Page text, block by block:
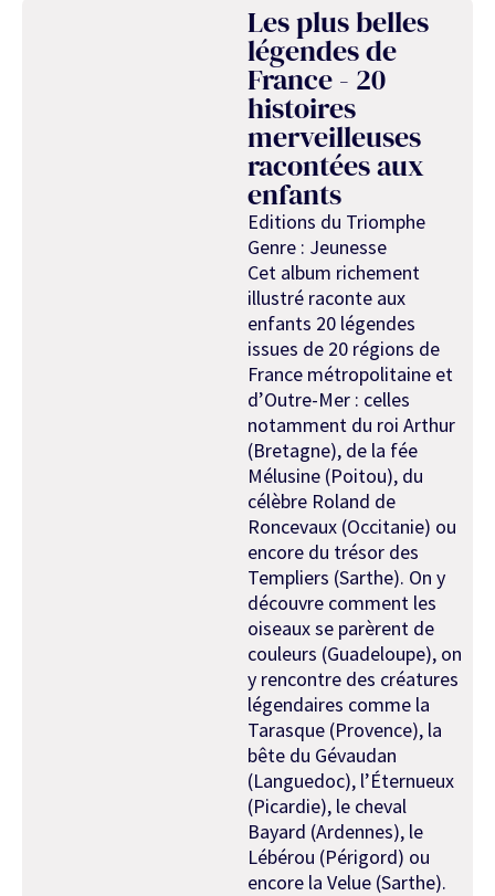
Les plus belles
légendes de
France - 20
histoires
merveilleuses
racontées aux
enfants
Editions du Triomphe
Genre : Jeunesse
Cet album richement
illustré raconte aux
enfants 20 légendes
issues de 20 régions de
France métropolitaine et
d’Outre-Mer : celles
notamment du roi Arthur
(Bretagne), de la fée
Mélusine (Poitou), du
célèbre Roland de
Roncevaux (Occitanie) ou
encore du trésor des
Templiers (Sarthe). On y
découvre comment les
oiseaux se parèrent de
couleurs (Guadeloupe), on
y rencontre des créatures
légendaires comme la
Tarasque (Provence), la
bête du Gévaudan
(Languedoc), l’Éternueux
(Picardie), le cheval
Bayard (Ardennes), le
Lébérou (Périgord) ou
encore la Velue (Sarthe).